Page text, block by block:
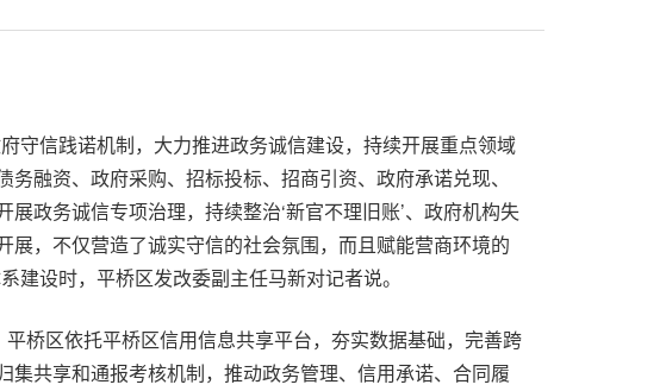
守信践诺机制，大力推进政务诚信建设，持续开展重点领域
融资、政府采购、招标投标、招商引资、政府承诺兑现、
政务诚信专项治理，持续整治‘新官不理旧账’、政府机构失
展，不仅营造了诚实守信的社会氛围，而且赋能营商环境的
建设时，平桥区发改委副主任马新对记者说。
平桥区依托平桥区信用信息共享平台，夯实数据基础，完善跨
集共享和通报考核机制，推动政务管理、信用承诺、合同履